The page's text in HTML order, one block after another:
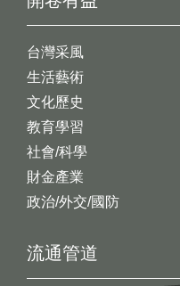
台灣采風
生活藝術
文化歷史
教育學習
社會/科學
財金產業
政治/外交/國防
流通管道